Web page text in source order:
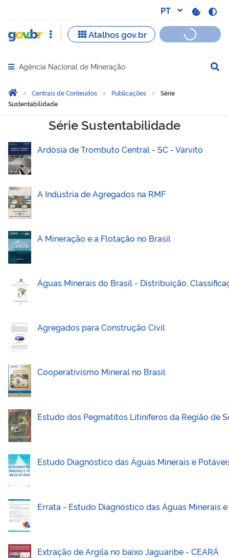
Abrir menu principal de navegação
Agência Nacional de Mineração
Você está aqui:
Página Inicial
Centrais de Conteúdos Publicações
Série
Sustentabilidade
Série Sustentabilidade
Série Sustentabilidade
Ardósia de Trombuto Central - SC - Varvito
A Indústria de Agregados na RMF
A Mineração e a Flotação no Brasil
Águas Minerais do Brasil - Distribuição,
Agregados para Construção Civil
Cooperativismo Mineral no Brasil
Estudo dos Pegmatitos Litiníferos da Região de
Estudo Diagnóstico das Águas Minerais e
Errata - Estudo Diagnóstico das Águas Minerais
Extração de Argila no baixo Jaguaribe - CEARÁ